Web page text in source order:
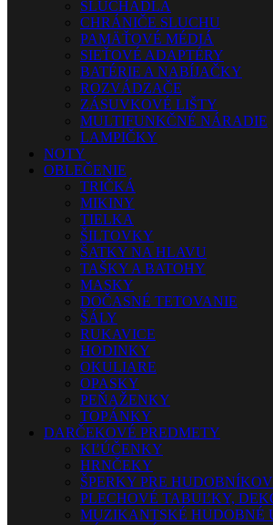
SLÚCHADLÁ
CHRÁNIČE SLUCHU
PAMÄŤOVÉ MÉDIÁ
SIEŤOVÉ ADAPTÉRY
BATÉRIE A NABÍJAČKY
ROZVÁDZAČE
ZÁSUVKOVÉ LIŠTY
MULTIFUNKČNÉ NÁRADIE
LAMPIČKY
NOTY
OBLEČENIE
TRIČKÁ
MIKINY
TIELKA
ŠILTOVKY
ŠATKY NA HLAVU
TAŠKY A BATOHY
MASKY
DOČASNÉ TETOVANIE
ŠÁLY
RUKAVICE
HODINKY
OKULIARE
OPASKY
PEŇAŽENKY
TOPÁNKY
DARČEKOVÉ PREDMETY
KĽÚČENKY
HRNČEKY
ŠPERKY PRE HUDOBNÍKOV
PLECHOVÉ TABUĽKY,
MUZIKANTSKÉ HUDOBNÉ